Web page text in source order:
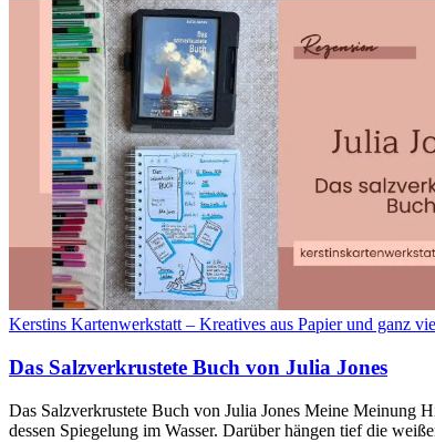
Kerstins Kartenwerkstatt – Kreatives aus Papier und ganz
Das Salzverkrustete Buch von Julia Jones
Das Salzverkrustete Buch von Julia Jones Meine Meinung
dessen Spiegelung im Wasser. Darüber hängen tief die